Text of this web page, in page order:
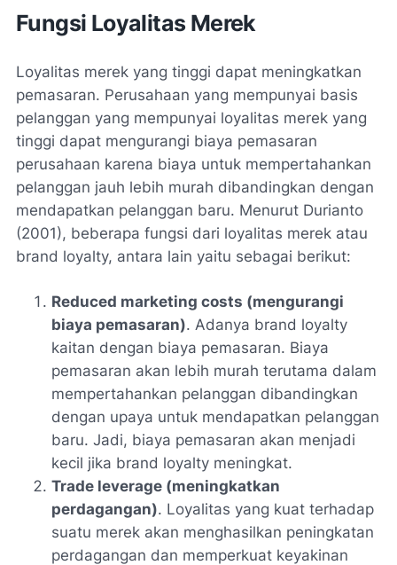
Fungsi Loyalitas Merek
Loyalitas merek yang tinggi dapat meningkatkan
pemasaran. Perusahaan yang mempunyai basis
pelanggan yang mempunyai loyalitas merek yang
tinggi dapat mengurangi biaya pemasaran
perusahaan karena biaya untuk mempertahankan
pelanggan jauh lebih murah dibandingkan dengan
mendapatkan pelanggan baru. Menurut Durianto
(2001), beberapa fungsi dari loyalitas merek atau
brand loyalty, antara lain yaitu sebagai berikut:
Reduced marketing costs (mengurangi
biaya pemasaran). Adanya brand loyalty
kaitan dengan biaya pemasaran. Biaya
pemasaran akan lebih murah terutama dalam
mempertahankan pelanggan dibandingkan
dengan upaya untuk mendapatkan pelanggan
baru. Jadi, biaya pemasaran akan menjadi
kecil jika brand loyalty meningkat.
Trade leverage (meningkatkan
perdagangan). Loyalitas yang kuat terhadap
suatu merek akan menghasilkan peningkatan
perdagangan dan memperkuat keyakinan